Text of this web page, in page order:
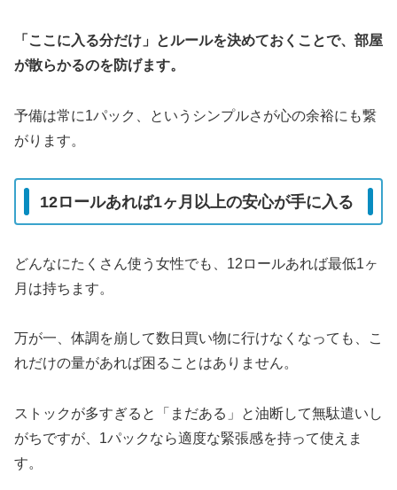
「ここに入る分だけ」とルールを決めておくことで、部屋
が散らかるのを防げます。
予備は常に1パック、というシンプルさが心の余裕にも繋
がります。
12ロールあれば1ヶ月以上の安心が手に入る
どんなにたくさん使う女性でも、12ロールあれば最低1ヶ
月は持ちます。
万が一、体調を崩して数日買い物に行けなくなっても、こ
れだけの量があれば困ることはありません。
ストックが多すぎると「まだある」と油断して無駄遣いし
がちですが、1パックなら適度な緊張感を持って使えま
す。